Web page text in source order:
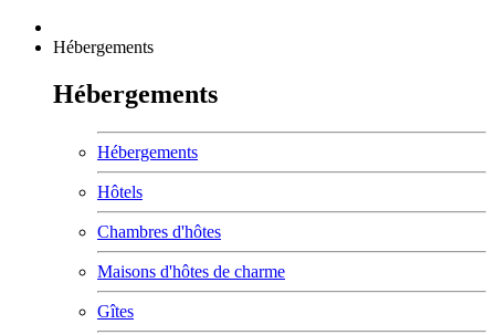
Hébergements
Hébergements
Hébergements
Hôtels
Chambres d'hôtes
Maisons d'hôtes de charme
Gîtes